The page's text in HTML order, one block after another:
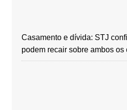
Casamento e dívida: STJ
podem recair sobre ambos os